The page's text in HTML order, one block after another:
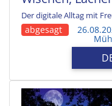
Der digitale Alltag mit
abgesagt